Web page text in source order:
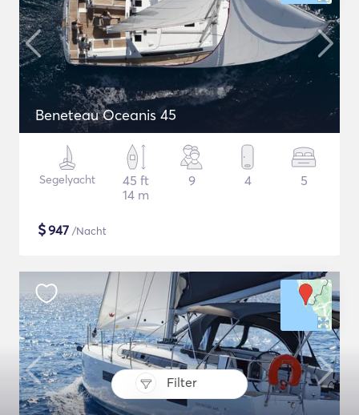
Filter
Beneteau Oceanis 45
Segelyacht
45 ft
14 m
9 4 5
$947 /Nacht